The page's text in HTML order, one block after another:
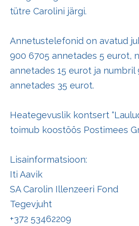
tütre Carolini järgi.
Annetustelefonid on avatud
900 6705 annetades 5 eurot,
annetades 15 eurot ja numbril
annetades 35 eurot.
Heategevuslik kontsert
toimub koostöös Postimees
Lisainformatsioon:
Iti Aavik
SA Carolin Illenzeeri Fond
Tegevjuht
+372 53462209